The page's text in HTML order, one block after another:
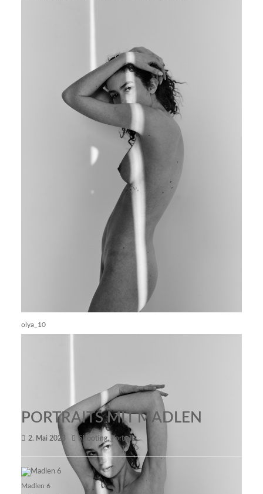
olya_10
PORTRAITS MIT MADLEN
2. Mai 2023 Shooting, Portraits
Madlen 6